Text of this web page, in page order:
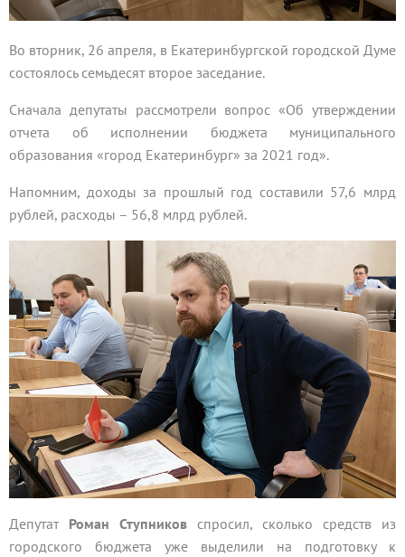
Во вторник, 26 апреля, в Екатеринбургской городской Думе
состоялось семьдесят второе заседание.
Сначала депутаты рассмотрели вопрос «Об утверждении
отчета об исполнении бюджета муниципального
образования «город Екатеринбург» за 2021 год».
Напомним, доходы за прошлый год составили 57,6 млрд
рублей, расходы – 56,8 млрд рублей.
Депутат Роман Ступников спросил, сколько средств из
городского бюджета уже выделили на подготовку к